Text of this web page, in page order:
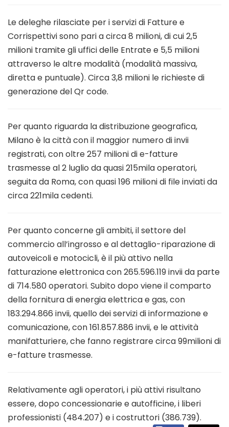
Le deleghe rilasciate per i servizi di Fatture e
Corrispettivi sono pari a circa 8 milioni, di cui 2,5
milioni tramite gli uffici delle Entrate e 5,5 milioni
attraverso le altre modalità (modalità massiva,
diretta e puntuale). Circa 3,8 milioni le richieste di
generazione del Qr code.
Per quanto riguarda la distribuzione geografica,
Milano è la città con il maggior numero di invii
registrati, con oltre 257 milioni di e-fatture
trasmesse al 2 luglio da quasi 215mila operatori,
seguita da Roma, con quasi 196 milioni di file inviati da
circa 221mila cedenti.
Per quanto concerne gli ambiti, il settore del
commercio all’ingrosso e al dettaglio-riparazione di
autoveicoli e motocicli, è il più attivo nella
fatturazione elettronica con 265.596.119 invii da parte
di 714.580 operatori. Subito dopo viene il comparto
della fornitura di energia elettrica e gas, con
183.294.866 invii, quello dei servizi di informazione e
comunicazione, con 161.857.886 invii, e le attività
manifatturiere, che fanno registrare circa 99milioni di
e-fatture trasmesse.
Relativamente agli operatori, i più attivi risultano
essere, dopo concessionarie e autofficine, i liberi
professionisti (484.207) e i costruttori (386.739).